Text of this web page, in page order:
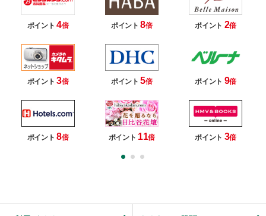
ポイント4倍 ポイント8倍 ポイント 2倍
ポイント3倍 ポイント5倍 ポイント 9倍
ポイント8倍 ポイント 11倍 ポイント 3倍